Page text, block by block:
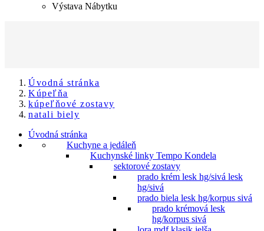
Výstava Nábytku
Úvodná stránka
Kúpeľňa
kúpeľňové zostavy
natali biely
Úvodná stránka
Kuchyne a jedáleň
Kuchynské linky Tempo Kondela
sektorové zostavy
prado krém lesk hg/sivá lesk
hg/sivá
prado biela lesk hg/korpus sivá
prado krémová lesk
hg/korpus sivá